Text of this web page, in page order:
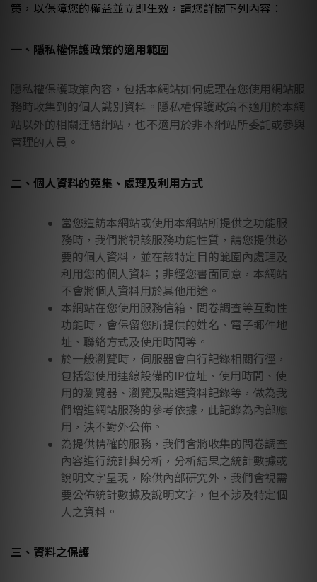
策，以保障您的權益並立即生效，請您詳閱下列內容：
一、隱私權保護政策的適用範圍
隱私權保護政策內容，包括本網站如何處理在您使用網站服
務時收集到的個人識別資料。隱私權保護政策不適用於本網
站以外的相關連結網站，也不適用於非本網站所委託或參與
管理的人員。
二、個人資料的蒐集、處理及利用方式
當您造訪本網站或使用本網站所提供之功能服
務時，我們將視該服務功能性質，請您提供必
要的個人資料，並在該特定目的範圍內處理及
利用您的個人資料；非經您書面同意，本網站
不會將個人資料用於其他用途。
本網站在您使用服務信箱、問卷調查等互動性
功能時，會保留您所提供的姓名、電子郵件地
址、聯絡方式及使用時間等。
於一般瀏覽時，伺服器會自行記錄相關行徑，
包括您使用連線設備的IP位址、使用時間、使
用的瀏覽器、瀏覽及點選資料記錄等，做為我
們增進網站服務的參考依據，此記錄為內部應
用，決不對外公佈。
為提供精確的服務，我們會將收集的問卷調查
內容進行統計與分析，分析結果之統計數據或
說明文字呈現，除供內部研究外，我們會視需
要公佈統計數據及說明文字，但不涉及特定個
人之資料。
三、資料之保護